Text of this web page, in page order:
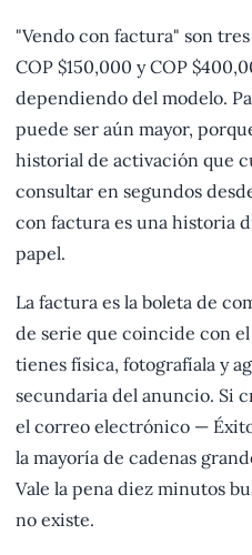
"Vendo con factura" son
COP $150,000 y COP
dependiendo del modelo.
puede ser aún mayor,
historial de activación que
consultar en segundos
con factura es una historia
papel.
La factura es la boleta de
de serie que coincide con
tienes física, fotografíala y
secundaria del anuncio. Si
el correo electrónico —
la mayoría de cadenas
Vale la pena diez minutos
no existe.